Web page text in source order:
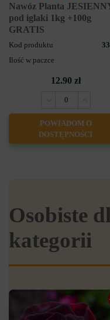
Nawóz Planta
pod iglaki 1kg +100g
GRATIS
Kod produktu
Ilość w paczce
12.90 zł
POWIADOM O
DOSTĘPNOŚCI
Osobiste
kategorii